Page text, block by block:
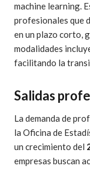
machine learning.
profesionales que
en un plazo corto,
modalidades
facilitando la
Salidas
La demanda de
la Oficina de
un crecimiento del
empresas buscan